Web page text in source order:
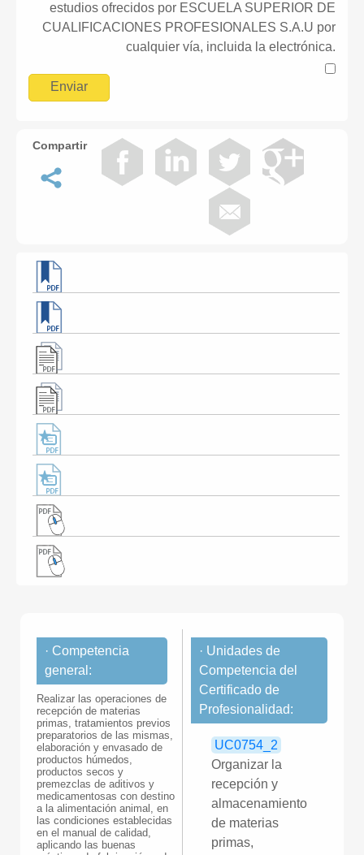
estudios ofrecidos por ESCUELA SUPERIOR DE
CUALIFICACIONES PROFESIONALES S.A.U por
cualquier vía, incluida la electrónica.
Compartir
· Competencia
general:
Realizar las operaciones de
recepción de materias
primas, tratamientos previos
preparatorios de las mismas,
elaboración y envasado de
productos húmedos,
productos secos y
premezclas de aditivos y
medicamentosas con destino
a la alimentación animal, en
las condiciones establecidas
en el manual de calidad,
aplicando las buenas
· Unidades de
Competencia del
Certificado de
Profesionalidad:
UC0754_2
Organizar la
recepción y
almacenamiento
de materias
primas,